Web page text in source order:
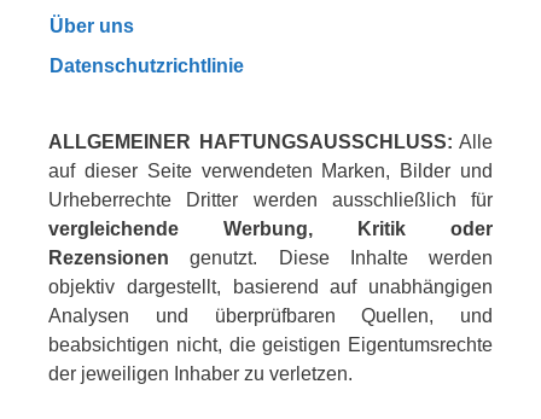
Über uns
Datenschutzrichtlinie
ALLGEMEINER HAFTUNGSAUSSCHLUSS: Alle
auf dieser Seite verwendeten Marken, Bilder und
Urheberrechte Dritter werden ausschließlich für
vergleichende Werbung, Kritik oder
Rezensionen genutzt. Diese Inhalte werden
objektiv dargestellt, basierend auf unabhängigen
Analysen und überprüfbaren Quellen, und
beabsichtigen nicht, die geistigen Eigentumsrechte
der jeweiligen Inhaber zu verletzen.